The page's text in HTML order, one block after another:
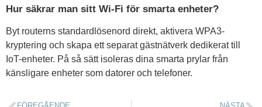
Hur säkrar man sitt Wi-Fi för smarta enheter?
Byt routerns standardlösenord direkt, aktivera WPA3-
kryptering och skapa ett separat gästnätverk dedikerat till
IoT-enheter. På så sätt isoleras dina smarta prylar från
känsligare enheter som datorer och telefoner.